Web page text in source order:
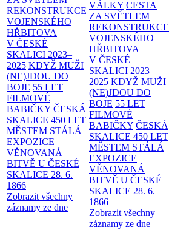
REKONSTRUKCE
VOJENSKÉHO
HŘBITOVA
V ČESKÉ
SKALICI 2023–
2025 KDYŽ MUŽI
(NE)JDOU DO
BOJE 55 LET
FILMOVÉ
BABIČKY ČESKÁ
SKALICE 450 LET
MĚSTEM STÁLÁ
EXPOZICE
VĚNOVANÁ
BITVĚ U ČESKÉ
SKALICE 28. 6.
1866
Zobrazit všechny
záznamy ze dne
VÁLKY CESTA
ZA SVĚTLEM
REKONSTRUKCE
VOJENSKÉHO
HŘBITOVA
V ČESKÉ
SKALICI 2023–
2025 KDYŽ MUŽI
(NE)JDOU DO
BOJE 55 LET
FILMOVÉ
BABIČKY ČESKÁ
SKALICE 450 LET
MĚSTEM STÁLÁ
EXPOZICE
VĚNOVANÁ
BITVĚ U ČESKÉ
SKALICE 28. 6.
1866
Zobrazit všechny
záznamy ze dne